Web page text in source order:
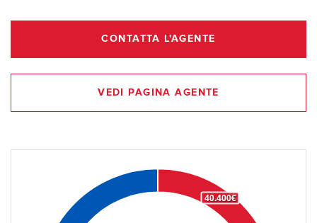
CONTATTA L'AGENTE
VEDI PAGINA AGENTE
40.400€